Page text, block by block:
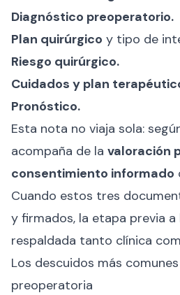
Diagnóstico preoperatorio.
Plan quirúrgico y tipo de
Riesgo quirúrgico.
Cuidados y plan
Pronóstico.
Esta nota no viaja sola:
acompaña de la valoración
consentimiento informado
Cuando estos tres
y firmados, la etapa previa
respaldada tanto clínica
Los descuidos más
preoperatoria